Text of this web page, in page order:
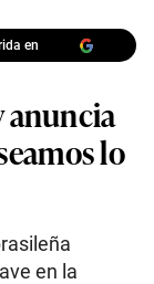
en
anuncia
lo
en la